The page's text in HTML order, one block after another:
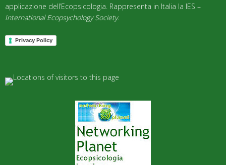
applicazione dell’Ecopsicologia. Rappresenta in Italia la IES –
International Ecopsychology Society.
Privacy Policy